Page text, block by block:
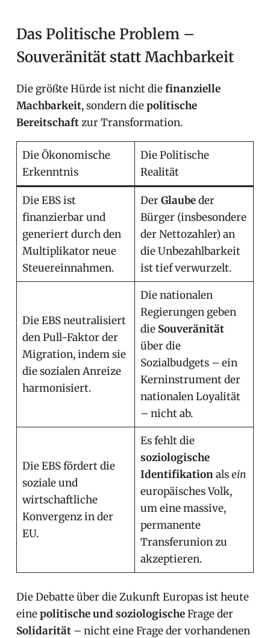
Das Politische Problem –
Souveränität statt Machbarkeit
Die größte Hürde ist nicht diefinanzielle
Machbarkeit, sondern diepolitische
Bereitschaftzur Transformation.
Die Ökonomische
Erkenntnis
Die Politische
Realität
Die EBS ist
finanzierbar und
generiert durch den
Multiplikator neue
Steuereinnahmen.
DerGlaubeder
Bürger (insbesondere
der Nettozahler) an
die Unbezahlbarkeit
ist tief verwurzelt.
Die EBS neutralisiert
den Pull-Faktor der
Migration, indem sie
die sozialen Anreize
harmonisiert.
Die nationalen
Regierungen geben
die Souveränität
über die
Sozialbudgets – ein
Kerninstrument der
nationalen Loyalität
– nicht ab.
Die EBS fördert die
soziale und
wirtschaftliche
Konvergenz in der
EU.
Es fehlt die
soziologische
Identifikationalsein
europäisches Volk,
um eine massive,
permanente
Transferunion zu
akzeptieren.
Die Debatte über die Zukunft Europas ist heute
einepolitische und soziologischeFrage der
Solidarität – nicht eine Frage der vorhandenen